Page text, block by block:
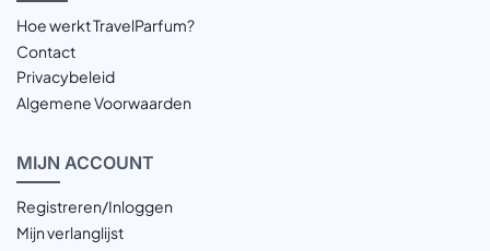
Hoe werkt TravelParfum?
Contact
Privacybeleid
Algemene Voorwaarden
MIJN ACCOUNT
Registreren/Inloggen
Mijn verlanglijst